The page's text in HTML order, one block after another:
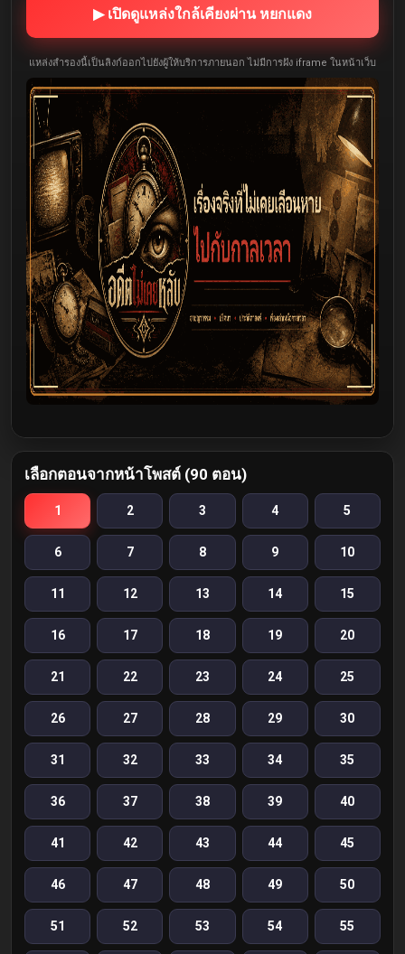
▶ เปิดดูแหล่งใกล้เคียงผ่าน หยกแดง
แหล่งสำรองนี้เป็นลิงก์ออกไปยังผู้ให้บริการภายนอก ไม่มีการฝัง iframe ในหน้าเว็บ
เลือกตอนจากหน้าโพสต์ (90 ตอน)
1 2 3 4 5
6 7 8 9 10
11 12 13 14 15
16 17 18 19 20
21 22 23 24 25
26 27 28 29 30
31 32 33 34 35
36 37 38 39 40
41 42 43 44 45
46 47 48 49 50
51 52 53 54 55